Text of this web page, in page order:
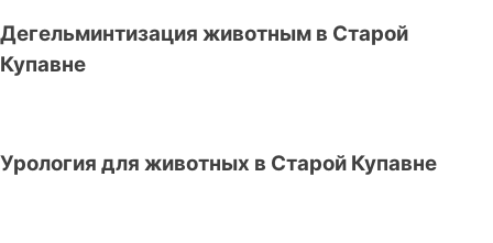
Дегельминтизация животным в Старой
Купавне
Урология для животных в Старой Купавне